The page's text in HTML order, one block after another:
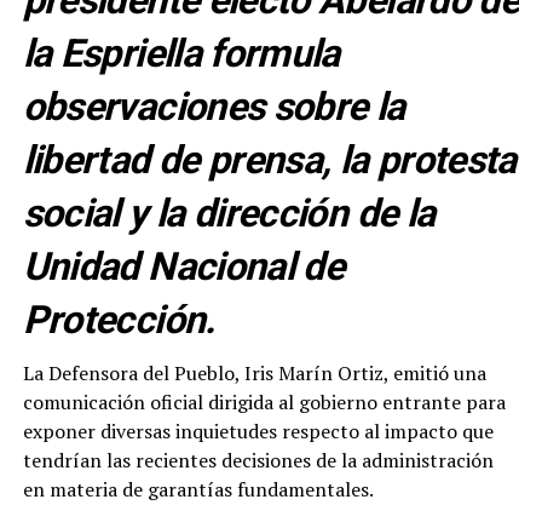
la Espriella formula
observaciones sobre la
libertad de prensa, la protesta
social y la dirección de la
Unidad Nacional de
Protección.
La Defensora del Pueblo, Iris Marín Ortiz, emitió una
comunicación oficial dirigida al gobierno entrante para
exponer diversas inquietudes respecto al impacto que
tendrían las recientes decisiones de la administración
en materia de garantías fundamentales.